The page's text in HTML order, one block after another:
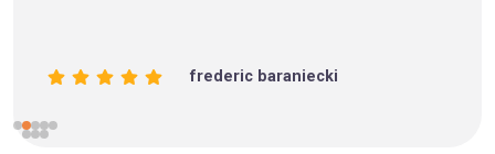
frederic baraniecki